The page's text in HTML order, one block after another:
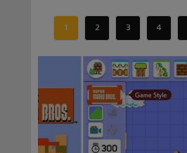
1 2 3 4